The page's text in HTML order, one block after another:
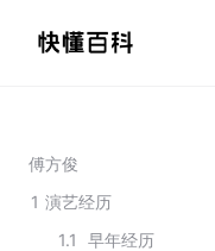
傅方俊
1 演艺经历
1.1
早年经历